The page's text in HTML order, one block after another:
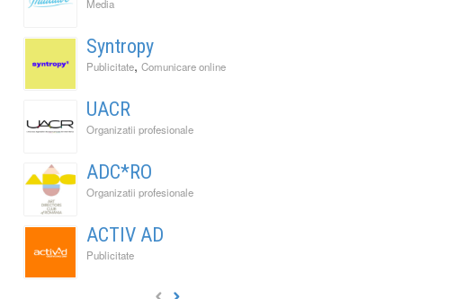
Media
Syntropy
Publicitate, Comunicare online
UACR
Organizatii profesionale
ADC*RO
Organizatii profesionale
ACTIV AD
Publicitate